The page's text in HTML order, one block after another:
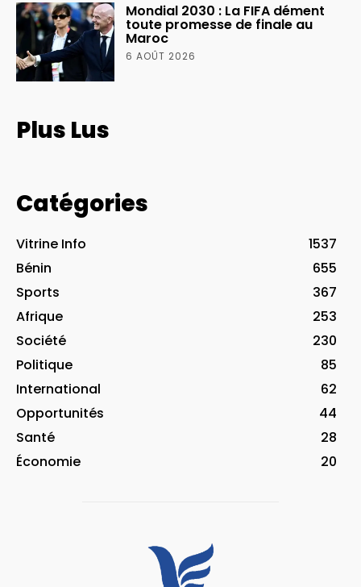
Mondial 2030 : La FIFA dément
toute promesse de finale au
Maroc
6 AOÛT 2026
Plus Lus
Catégories
Vitrine Info
1537
Bénin
655
Sports
367
Afrique
253
Société
230
Politique
85
International
62
Opportunités
44
Santé
28
Économie
20